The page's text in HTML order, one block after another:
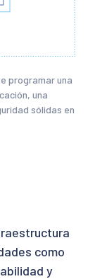
programar una
una
sólidas en
como
y